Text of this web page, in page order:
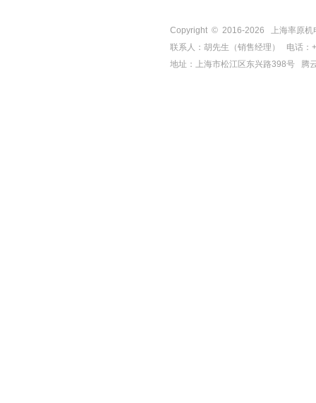
Copyright © 2016-2026
上海率原
联系人：胡先生（销售经理） 电话
地址：上海市松江区东兴路398号
腾